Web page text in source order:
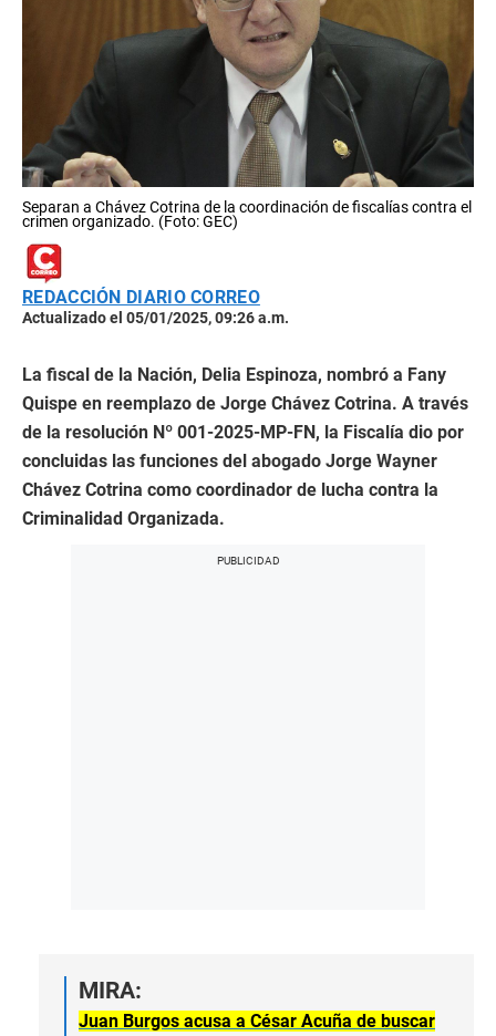
Separan a Chávez Cotrina de la coordinación de fiscalías contra el
crimen organizado. (Foto: GEC)
REDACCIÓN DIARIO CORREO
Actualizado el 05/01/2025, 09:26 a.m.
La fiscal de la Nación, Delia Espinoza, nombró a Fany
Quispe en reemplazo de Jorge Chávez Cotrina. A través
de la resolución Nº 001-2025-MP-FN, la Fiscalía dio por
concluidas las funciones del abogado Jorge Wayner
Chávez Cotrina como coordinador de lucha contra la
Criminalidad Organizada.
MIRA:
Juan Burgos acusa a César Acuña de buscar